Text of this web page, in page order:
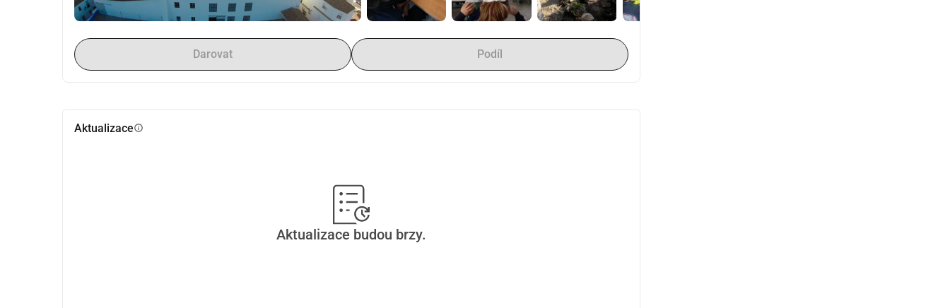
Ještě jednou vám moc děkujeme za vaši lásku, podporu a přítomnost. Jakmile budou novinky, budeme vás
informovat.
Další informace o škole naleznete na následujícím odkazu:
Darovat Podíl
Aktualizaceinfo
Aktualizace budou brzy.